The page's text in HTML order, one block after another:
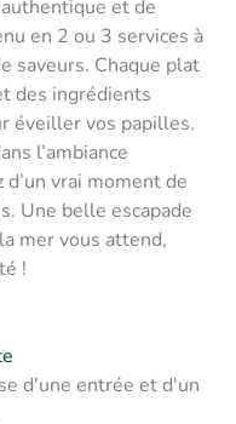
et de
en 2 ou 3 services à
saveurs. Chaque plat
des ingrédients
éveiller vos papilles.
l’ambiance
vrai moment de
Une belle escapade
mer vous attend,
!
d'une entrée et d'un